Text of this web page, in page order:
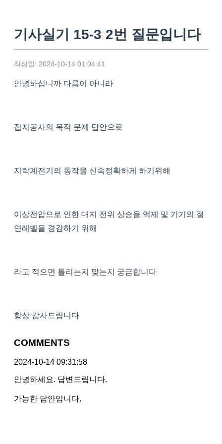
기사실기 15-3 2번 질문입니다
작성일: 2024-10-14 01:04:41
안녕하십니까 다름이 아니라
접지공사의 목적 문제 답안으로
지락계전기의 동작을 신속정확하게 하기위해
이상전압으로 인한 대지 전위 상승을 억제 및 기기의 절
연레벨을 경감하기 위해
라고 적으면 틀리는지 맞는지 궁금합니다
항상 감사드립니다
COMMENTS
2024-10-14 09:31:58
안녕하세요. 답변드립니다.
가능한 답안입니다.